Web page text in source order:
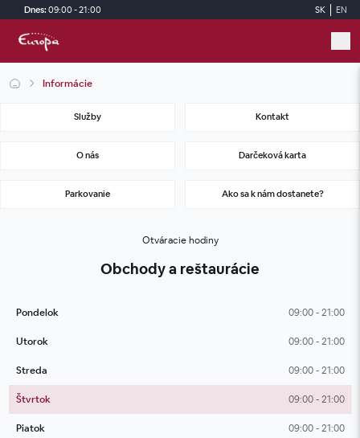
Skip to main content
Dnes: 09:00 - 21:00 SK EN
Informácie
Služby Kontakt
O nás Darčeková karta
Parkovanie Ako sa k nám dostanete?
Otváracie hodiny
Obchody a reštaurácie
Pondelok 09:00 - 21:00
Utorok 09:00 - 21:00
Streda 09:00 - 21:00
Štvrtok 09:00 - 21:00
Piatok 09:00 - 21:00